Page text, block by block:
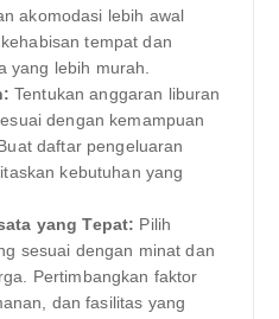
akomodasi lebih awal
tempat dan
yang lebih murah.
Tentukan anggaran liburan
dengan kemampuan
daftar pengeluaran
kebutuhan yang
yang Tepat: Pilih
sesuai dengan minat dan
Pertimbangkan faktor
dan fasilitas yang